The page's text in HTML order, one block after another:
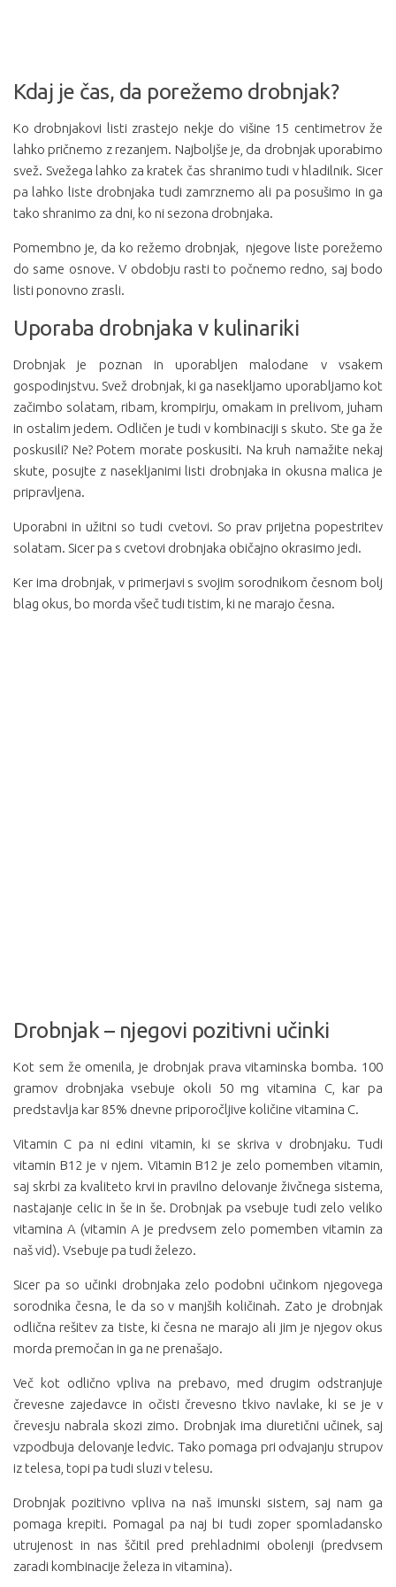
Kdaj je čas, da porežemo drobnjak?
Ko drobnjakovi listi zrastejo nekje do višine 15 centimetrov že
lahko pričnemo z rezanjem. Najboljše je, da drobnjak uporabimo
svež. Svežega lahko za kratek čas shranimo tudi v hladilnik. Sicer
pa lahko liste drobnjaka tudi zamrznemo ali pa posušimo in ga
tako shranimo za dni, ko ni sezona drobnjaka.
Pomembno je, da ko režemo drobnjak, njegove liste porežemo
do same osnove. V obdobju rasti to počnemo redno, saj bodo
listi ponovno zrasli.
Uporaba drobnjaka v kulinariki
Drobnjak je poznan in uporabljen malodane v vsakem
gospodinjstvu. Svež drobnjak, ki ga nasekljamo uporabljamo kot
začimbo solatam, ribam, krompirju, omakam in prelivom, juham
in ostalim jedem. Odličen je tudi v kombinaciji s skuto. Ste ga že
poskusili? Ne? Potem morate poskusiti. Na kruh namažite nekaj
skute, posujte z nasekljanimi listi drobnjaka in okusna malica je
pripravljena.
Uporabni in užitni so tudi cvetovi. So prav prijetna popestritev
solatam. Sicer pa s cvetovi drobnjaka običajno okrasimo jedi.
Ker ima drobnjak, v primerjavi s svojim sorodnikom česnom bolj
blag okus, bo morda všeč tudi tistim, ki ne marajo česna.
Drobnjak – njegovi pozitivni učinki
Kot sem že omenila, je drobnjak prava vitaminska bomba. 100
gramov drobnjaka vsebuje okoli 50 mg vitamina C, kar pa
predstavlja kar 85% dnevne priporočljive količine vitamina C.
Vitamin C pa ni edini vitamin, ki se skriva v drobnjaku. Tudi
vitamin B12 je v njem. Vitamin B12 je zelo pomemben vitamin,
saj skrbi za kvaliteto krvi in pravilno delovanje živčnega sistema,
nastajanje celic in še in še. Drobnjak pa vsebuje tudi zelo veliko
vitamina A (vitamin A je predvsem zelo pomemben vitamin za
naš vid). Vsebuje pa tudi železo.
Sicer pa so učinki drobnjaka zelo podobni učinkom njegovega
sorodnika česna, le da so v manjših količinah. Zato je drobnjak
odlična rešitev za tiste, ki česna ne marajo ali jim je njegov okus
morda premočan in ga ne prenašajo.
Več kot odlično vpliva na prebavo, med drugim odstranjuje
črevesne zajedavce in očisti črevesno tkivo navlake, ki se je v
črevesju nabrala skozi zimo. Drobnjak ima diuretični učinek, saj
vzpodbuja delovanje ledvic. Tako pomaga pri odvajanju strupov
iz telesa, topi pa tudi sluzi v telesu.
Drobnjak pozitivno vpliva na naš imunski sistem, saj nam ga
pomaga krepiti. Pomagal pa naj bi tudi zoper spomladansko
utrujenost in nas ščitil pred prehladnimi obolenji (predvsem
zaradi kombinacije železa in vitamina).